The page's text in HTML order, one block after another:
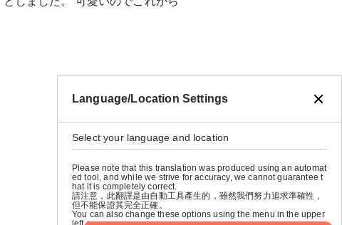
Language/Location Settings
Select your language and location
Please note that this translation was produced using an automat
ed tool, and while we strive for accuracy, we cannot guarantee t
hat it is completely correct.
請注意，此翻譯是由自動工具產生的，雖然我們努力追求準確性，
但不能保證其完全正確。
You can also change these options using the menu in the upper